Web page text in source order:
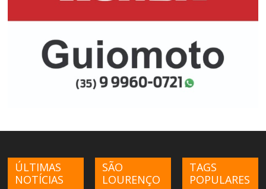
ÚLTIMAS
NOTÍCIAS
SÃO
LOURENÇO
TAGS
POPULARES